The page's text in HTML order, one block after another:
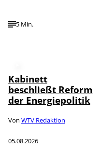
5 Min.
Kabinett
beschließt Reform
der Energiepolitik
Von WTV Redaktion
05.08.2026